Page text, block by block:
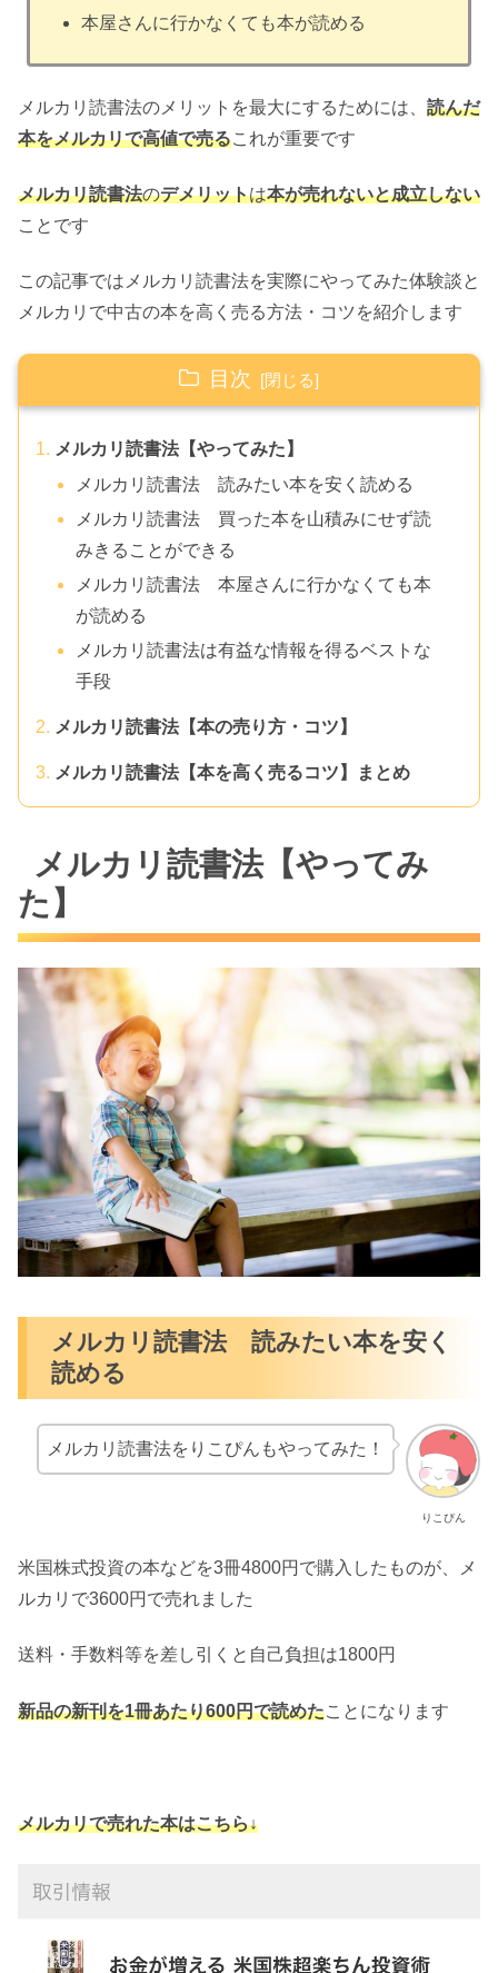
本屋さんに行かなくても本が読める
メルカリ読書法のメリットを最大にするためには、 読んだ
本をメルカリで高値で売るこれが重要です
メルカリ読書法のデメリットは本が売れないと成立しない
ことです
この記事ではメルカリ読書法を実際にやってみた体験談と
メルカリで中古の本を高く売る方法・コツを紹介します
目次
メルカリ読書法【やってみた】
メルカリ読書法 読みたい本を安く読める
メルカリ読書法 買った本を山積みにせず読
みきることができる
メルカリ読書法 本屋さんに行かなくても本
が読める
メルカリ読書法は有益な情報を得るベストな
手段
メルカリ読書法【本の売り方・コツ】
メルカリ読書法【本を高く売るコツ】まとめ
メルカリ読書法【やってみ
た】
メルカリ読書法 読みたい本を安く
読める
りこぴん
メルカリ読書法をりこぴんもやってみた！
米国株式投資の本などを3冊4800円で購入したものが、メ
ルカリで3600円で売れました
送料・手数料等を差し引くと自己負担は1800円
新品の新刊を1冊あたり600円で読めたことになります
メルカリで売れた本はこちら↓